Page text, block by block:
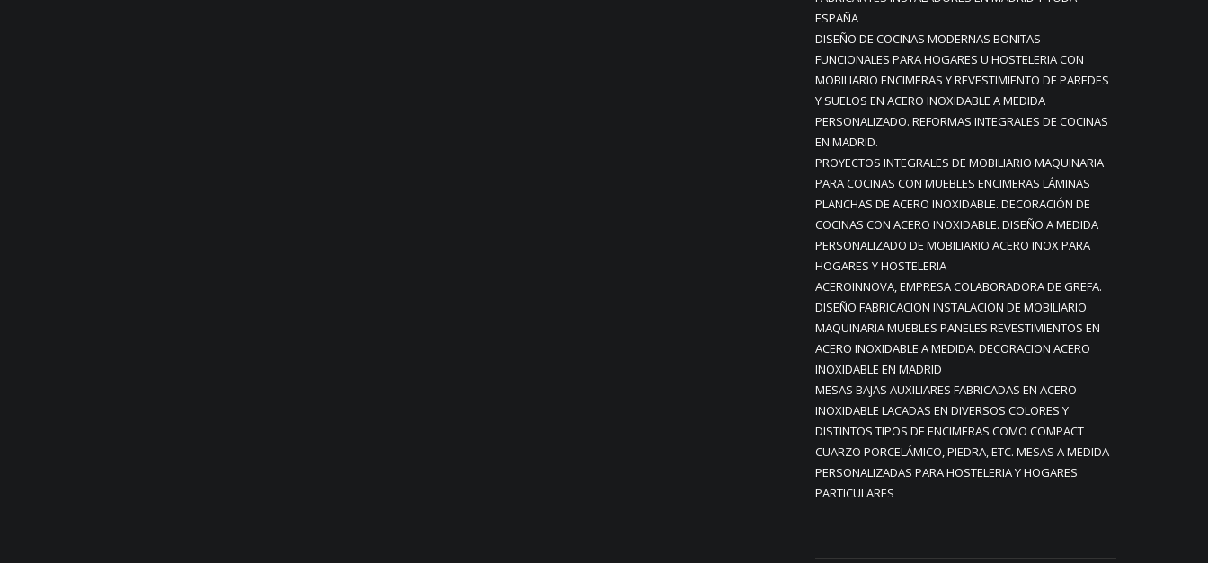
ESPAÑA
DISEÑO DE COCINAS MODERNAS BONITAS
FUNCIONALES PARA HOGARES U HOSTELERIA CON
MOBILIARIO ENCIMERAS Y REVESTIMIENTO DE PAREDES
Y SUELOS EN ACERO INOXIDABLE A MEDIDA
PERSONALIZADO. REFORMAS INTEGRALES DE COCINAS
EN MADRID.
PROYECTOS INTEGRALES DE MOBILIARIO MAQUINARIA
PARA COCINAS CON MUEBLES ENCIMERAS LÁMINAS
PLANCHAS DE ACERO INOXIDABLE. DECORACIÓN DE
COCINAS CON ACERO INOXIDABLE. DISEÑO A MEDIDA
PERSONALIZADO DE MOBILIARIO ACERO INOX PARA
HOGARES Y HOSTELERIA
ACEROINNOVA, EMPRESA COLABORADORA DE GREFA.
DISEÑO FABRICACION INSTALACION DE MOBILIARIO
MAQUINARIA MUEBLES PANELES REVESTIMIENTOS EN
ACERO INOXIDABLE A MEDIDA. DECORACION ACERO
INOXIDABLE EN MADRID
MESAS BAJAS AUXILIARES FABRICADAS EN ACERO
INOXIDABLE LACADAS EN DIVERSOS COLORES Y
DISTINTOS TIPOS DE ENCIMERAS COMO COMPACT
CUARZO PORCELÁMICO, PIEDRA, ETC. MESAS A MEDIDA
PERSONALIZADAS PARA HOSTELERIA Y HOGARES
PARTICULARES